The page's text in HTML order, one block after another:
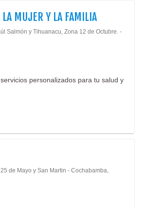
LA MUJER Y LA FAMILIA
Salmón y Tihuanacu, Zona 12 de Octubre. -
personalizados para tu salud y
de Mayo y San Martin - Cochabamba,